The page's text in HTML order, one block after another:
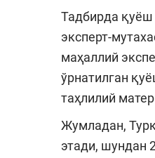
Тадбирда
эксперт-
маҳаллий
ўрнатилган
таҳлилий
Жумладан,
этади, шундан